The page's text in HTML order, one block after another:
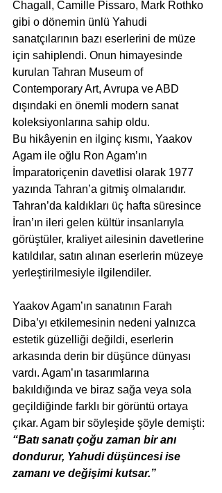
Chagall, Camille Pissaro, Mark Rothko
gibi o dönemin ünlü Yahudi
sanatçılarının bazı eserlerini de müze
için sahiplendi. Onun himayesinde
kurulan Tahran Museum of
Contemporary Art, Avrupa ve ABD
dışındaki en önemli modern sanat
koleksiyonlarına sahip oldu.
Bu hikâyenin en ilginç kısmı, Yaakov
Agam ile oğlu Ron Agam’ın
İmparatoriçenin davetlisi olarak 1977
yazında Tahran’a gitmiş olmalarıdır.
Tahran’da kaldıkları üç hafta süresince
İran’ın ileri gelen kültür insanlarıyla
görüştüler, kraliyet ailesinin davetlerine
katıldılar, satın alınan eserlerin müzeye
yerleştirilmesiyle ilgilendiler.
Yaakov Agam’ın sanatının Farah
Diba’yı etkilemesinin nedeni yalnızca
estetik güzelliği değildi, eserlerin
arkasında derin bir düşünce dünyası
vardı. Agam’ın tasarımlarına
bakıldığında ve biraz sağa veya sola
geçildiğinde farklı bir görüntü ortaya
çıkar. Agam bir söyleşide şöyle demişti:
“Batı sanatı çoğu zaman bir anı
dondurur, Yahudi düşüncesi ise
zamanı ve değişimi kutsar.”